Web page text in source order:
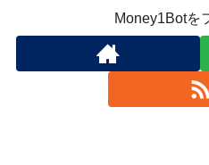
Money1Botを